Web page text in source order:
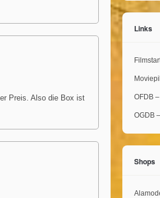
Preis. Also die Box ist
Links
OFDB
OGDB
Shops